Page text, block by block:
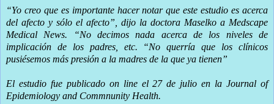
“Yo creo que es importante hacer notar que este estudio es acerca
del afecto y sólo el afecto”, dijo la doctora Maselko a Medscape
Medical News. “No decimos nada acerca de los niveles de
implicación de los padres, etc. “No querría que los clínicos
pusiésemos más presión a la madres de la que ya tienen”
El estudio fue publicado on line el 27 de julio en la Journal of
Epidemiology and Commnunity Health.